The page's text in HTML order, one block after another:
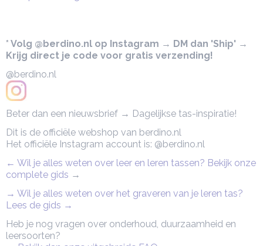
* Volg @berdino.nl op Instagram → DM dan 'Ship' →
Krijg direct je code voor gratis verzending!
@berdino.nl
Beter dan een nieuwsbrief → Dagelijkse tas-inspiratie!
Dit is de officiële webshop van berdino.nl
Het officiële Instagram account is: @berdino.nl
← Wil je alles weten over leer en leren tassen? Bekijk onze
complete gids →
→ Wil je alles weten over het graveren van je leren tas?
Lees de gids →
Heb je nog vragen over onderhoud, duurzaamheid en
leersoorten?